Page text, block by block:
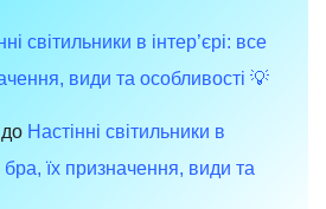
світильники в інтер’єрі: все
види та особливості 💡
до Настінні світильники в
бра, їх призначення, види та